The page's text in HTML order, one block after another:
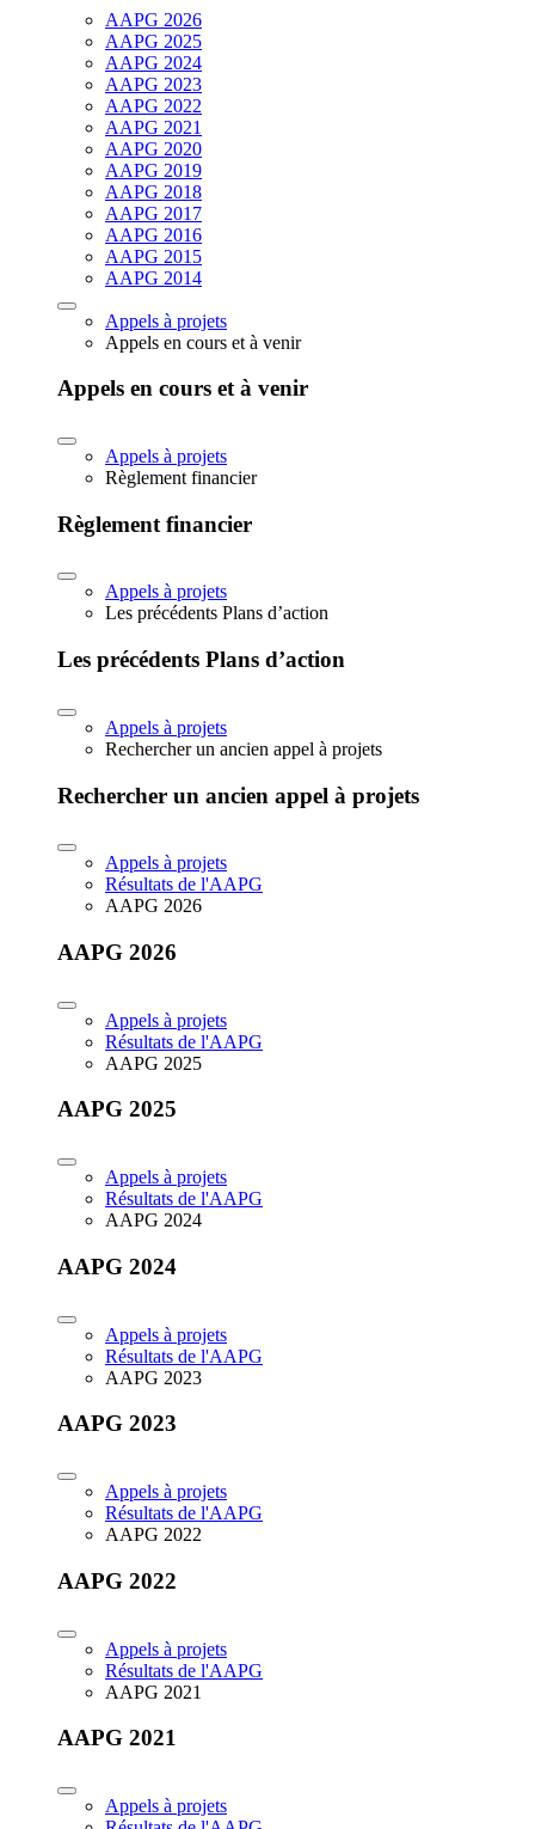
AAPG 2026
AAPG 2025
AAPG 2024
AAPG 2023
AAPG 2022
AAPG 2021
AAPG 2020
AAPG 2019
AAPG 2018
AAPG 2017
AAPG 2016
AAPG 2015
AAPG 2014
Appels à projets
Appels en cours et à venir
Appels en cours et à venir
Appels à projets
Règlement financier
Règlement financier
Appels à projets
Les précédents Plans d’action
Les précédents Plans d’action
Appels à projets
Rechercher un ancien appel à projets
Rechercher un ancien appel à projets
Appels à projets
Résultats de l'AAPG
AAPG 2026
AAPG 2026
Appels à projets
Résultats de l'AAPG
AAPG 2025
AAPG 2025
Appels à projets
Résultats de l'AAPG
AAPG 2024
AAPG 2024
Appels à projets
Résultats de l'AAPG
AAPG 2023
AAPG 2023
Appels à projets
Résultats de l'AAPG
AAPG 2022
AAPG 2022
Appels à projets
Résultats de l'AAPG
AAPG 2021
AAPG 2021
Appels à projets